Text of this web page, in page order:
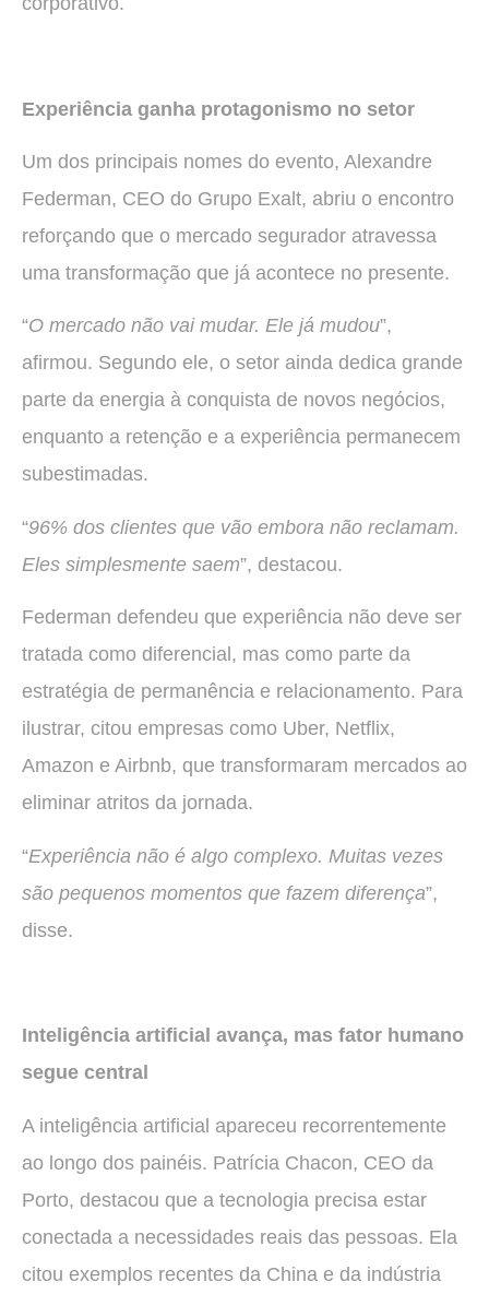
Experiência ganha protagonismo no setor
Um dos principais nomes do evento, Alexandre
Federman, CEO do Grupo Exalt, abriu o encontro
reforçando que o mercado segurador atravessa
uma transformação que já acontece no presente.
“O mercado não vai mudar. Ele já mudou”,
afirmou. Segundo ele, o setor ainda dedica grande
parte da energia à conquista de novos negócios,
enquanto a retenção e a experiência permanecem
subestimadas.
“96% dos clientes que vão embora não reclamam.
Eles simplesmente saem”, destacou.
Federman defendeu que experiência não deve ser
tratada como diferencial, mas como parte da
estratégia de permanência e relacionamento. Para
ilustrar, citou empresas como Uber, Netflix,
Amazon e Airbnb, que transformaram mercados ao
eliminar atritos da jornada.
“Experiência não é algo complexo. Muitas vezes
são pequenos momentos que fazem diferença”,
disse.
Inteligência artificial avança, mas fator humano
segue central
A inteligência artificial apareceu recorrentemente
ao longo dos painéis. Patrícia Chacon, CEO da
Porto, destacou que a tecnologia precisa estar
conectada a necessidades reais das pessoas. Ela
citou exemplos recentes da China e da indústria